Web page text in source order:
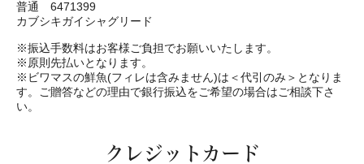
普通 6471399
カブシキガイシャグリード
※振込手数料はお客様ご負担でお願いいたします。
※原則先払いとなります。
※ビワマスの鮮魚(フィレは含みません)は＜代引のみ＞となりま
す。ご贈答などの理由で銀行振込をご希望の場合はご相談下さ
い。
クレジットカード